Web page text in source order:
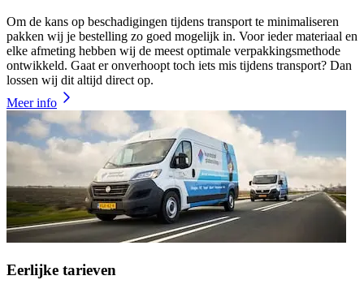
Om de kans op beschadigingen tijdens transport te minimaliseren
pakken wij je bestelling zo goed mogelijk in. Voor ieder materiaal en
elke afmeting hebben wij de meest optimale verpakkingsmethode
ontwikkeld. Gaat er onverhoopt toch iets mis tijdens transport? Dan
lossen wij dit altijd direct op.
Meer info
Eerlijke tarieven